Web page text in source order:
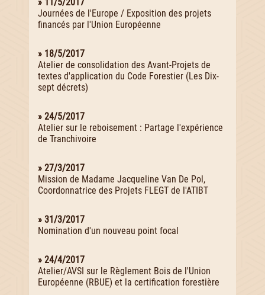
Journées de l'Europe / Exposition des projets
financés par l'Union Européenne
» 18/5/2017
Atelier de consolidation des Avant-Projets de
textes d'application du Code Forestier (Les Dix-
sept décrets)
» 24/5/2017
Atelier sur le reboisement : Partage l'expérience
de Tranchivoire
» 27/3/2017
Mission de Madame Jacqueline Van De Pol,
Coordonnatrice des Projets FLEGT de l'ATIBT
» 31/3/2017
Nomination d'un nouveau point focal
» 24/4/2017
Atelier/AVSI sur le Règlement Bois de l'Union
Européenne (RBUE) et la certification forestière